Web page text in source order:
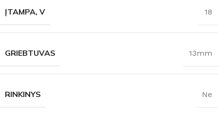
ĮTAMPA, V 18
GRIEBTUVAS 13mm
RINKINYS Ne